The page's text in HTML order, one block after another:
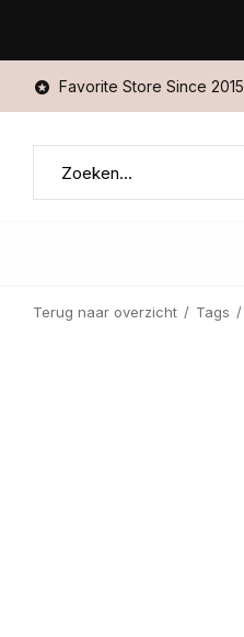
Favorite Store Since 2015
Terug naar overzicht Tags